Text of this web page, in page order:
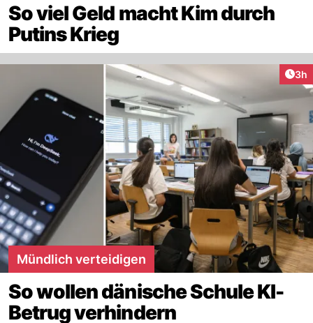
So viel Geld macht Kim durch
Putins Krieg
3h
Mündlich verteidigen
So wollen dänische Schule KI-
Betrug verhindern